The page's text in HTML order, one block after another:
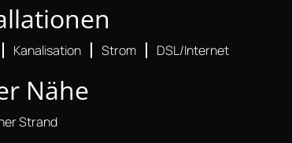
Kanalisation Strom DSL/Internet
Nähe
Strand